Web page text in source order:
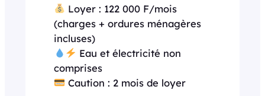
Loyer : 122 000 F/mois
(charges + ordures ménagères
incluses)
Eau et électricité non
comprises
Caution : 2 mois de loyer